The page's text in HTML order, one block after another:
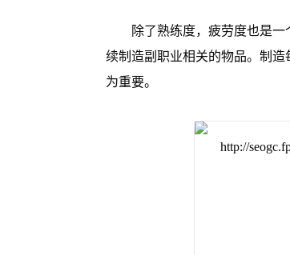
除了熟练度，疲劳度也是
续制造副职业相关的物品。制
为重要。